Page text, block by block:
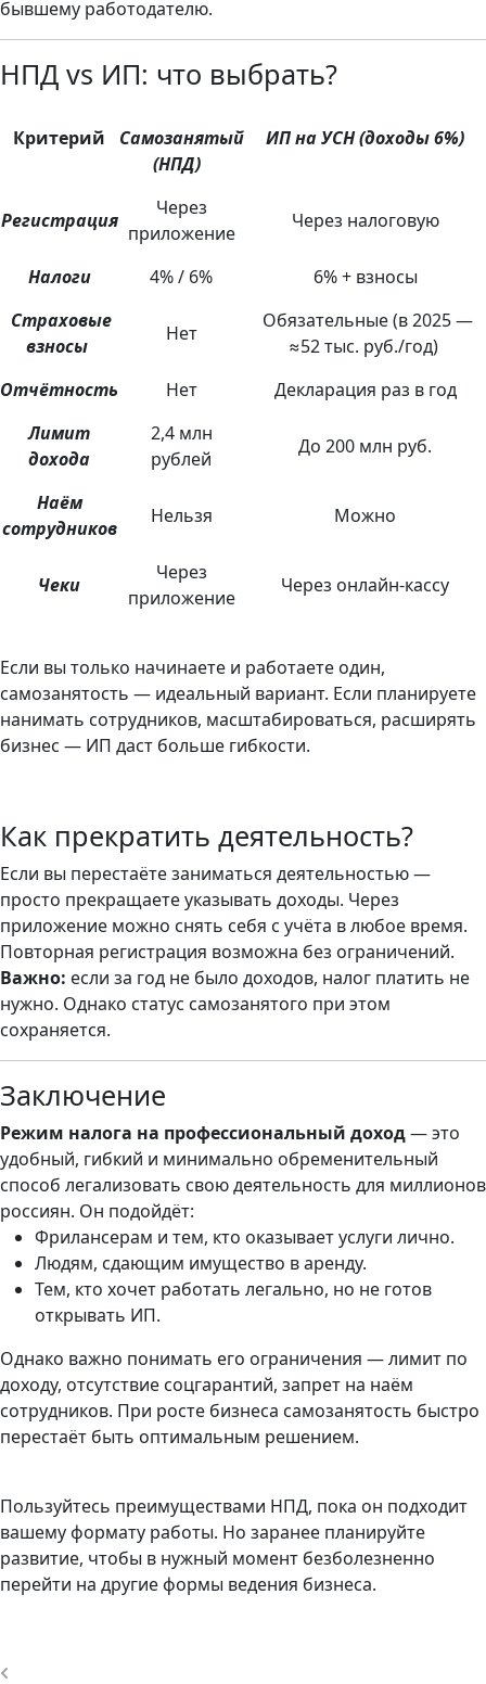
бывшему работодателю.
НПД vs ИП: что выбрать?
Критерий
Самозанятый
(НПД)
ИП на УСН (доходы 6%)
Регистрация
Через
приложение
Через налоговую
Налоги 4% / 6%
6% + взносы
Страховые
взносы
Нет
Обязательные (в 2025 —
≈52 тыс. руб./год)
Отчётность
Нет
Декларация раз в год
Лимит
дохода
2,4 млн
рублей
До 200 млн руб.
Наём
сотрудников
Нельзя Можно
Чеки
Через
приложение
Через онлайн-кассу
Если вы только начинаете и работаете один,
самозанятость — идеальный вариант. Если планируете
нанимать сотрудников, масштабироваться, расширять
бизнес — ИП даст больше гибкости.
Как прекратить деятельность?
Если вы перестаёте заниматься деятельностью —
просто прекращаете указывать доходы. Через
приложение можно снять себя с учёта в любое время.
Повторная регистрация возможна без ограничений.
Важно: если за год не было доходов, налог платить не
нужно. Однако статус самозанятого при этом
сохраняется.
Заключение
Режим налога на профессиональный доход— это
удобный, гибкий и минимально обременительный
способ легализовать свою деятельность для миллионов
россиян. Он подойдёт:
Фрилансерам и тем, кто оказывает услуги лично.
Людям, сдающим имущество в аренду.
Тем, кто хочет работать легально, но не готов
открывать ИП.
Однако важно понимать его ограничения — лимит по
доходу, отсутствие соцгарантий, запрет на наём
сотрудников. При росте бизнеса самозанятость быстро
перестаёт быть оптимальным решением.
Пользуйтесь преимуществами НПД, пока он подходит
вашему формату работы. Но заранее планируйте
развитие, чтобы в нужный момент безболезненно
перейти на другие формы ведения бизнеса.